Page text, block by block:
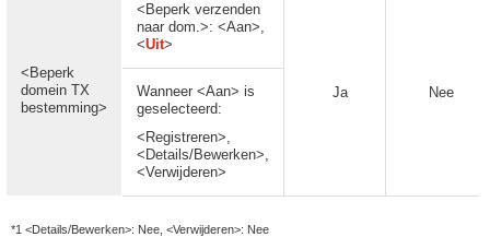
<Beperk
domein TX
bestemming>
<Beperk verzenden
naar dom.>: <Aan>,
<Uit>
Ja Nee
Wanneer <Aan> is
geselecteerd:
<Registreren>,
<Details/Bewerken>,
<Verwijderen>
*1 <Details/Bewerken>: Nee, <Verwijderen>: Nee